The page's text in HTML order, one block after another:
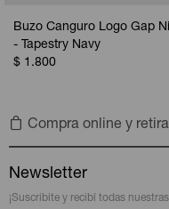
Buzo Canguro Logo Gap
- Tapestry Navy
$ 1.800
Compra online y
Newsletter
¡Suscribite y recibí todas